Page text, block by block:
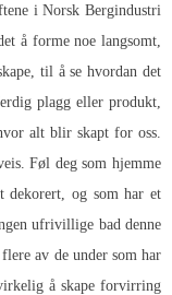
i Norsk Bergindustri
å forme noe langsomt,
til å se hvordan det
plagg eller produkt,
alt blir skapt for oss.
Føl deg som hjemme
dekorert, og som har et
ufrivillige bad denne
av de under som har
å skape forvirring